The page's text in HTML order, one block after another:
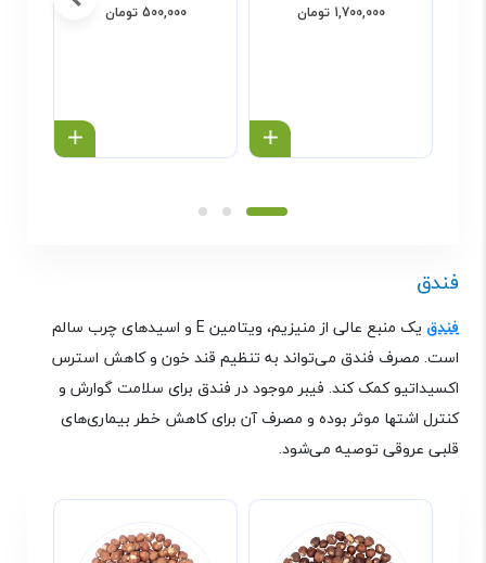
1,700,000 تومان 500,000 تومان
فندق
فندق یک منبع عالی از منیزیم، ویتامین E و اسیدهای چرب سالم
است. مصرف فندق می‌تواند به تنظیم قند خون و کاهش استرس
اکسیداتیو کمک کند. فیبر موجود در فندق برای سلامت گوارش و
کنترل اشتها موثر بوده و مصرف آن برای کاهش خطر بیماری‌های
قلبی عروقی توصیه می‌شود.